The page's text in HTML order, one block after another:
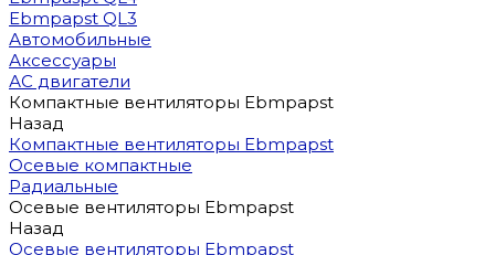
Ebmpapst QL3
Автомобильные
Аксессуары
АС двигатели
Компактные вентиляторы Ebmpapst
Назад
Компактные вентиляторы Ebmpapst
Осевые компактные
Радиальные
Осевые вентиляторы Ebmpapst
Назад
Осевые вентиляторы Ebmpapst